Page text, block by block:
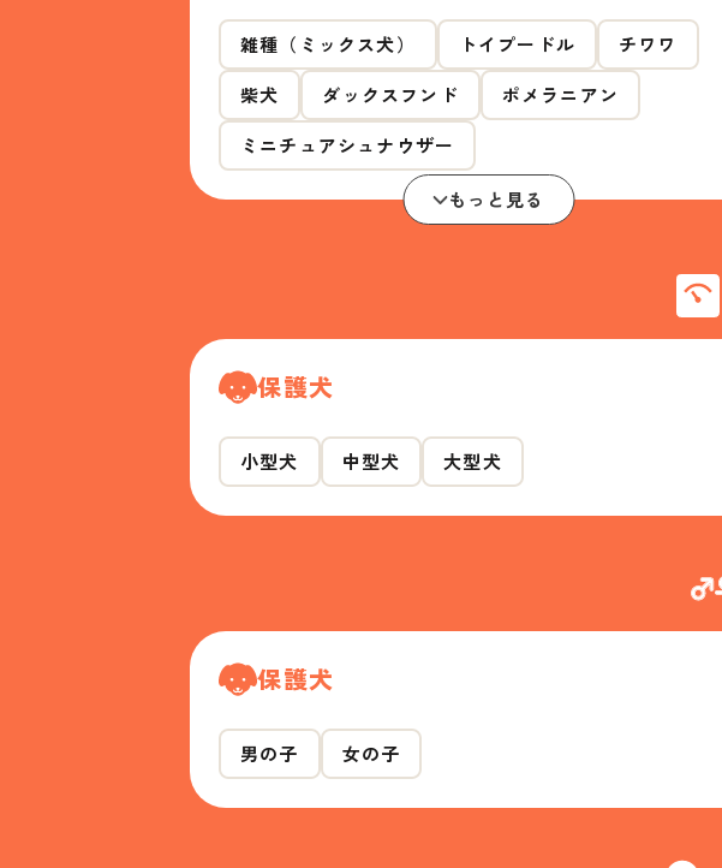
雑種（ミックス犬） トイプードル
チワワ
柴犬
ダックスフンド
ポメラニアン
ミニチュアシュナウザー
もっと見る
保護犬
小型犬 中型犬 大型犬
保護犬
男の子 女の子